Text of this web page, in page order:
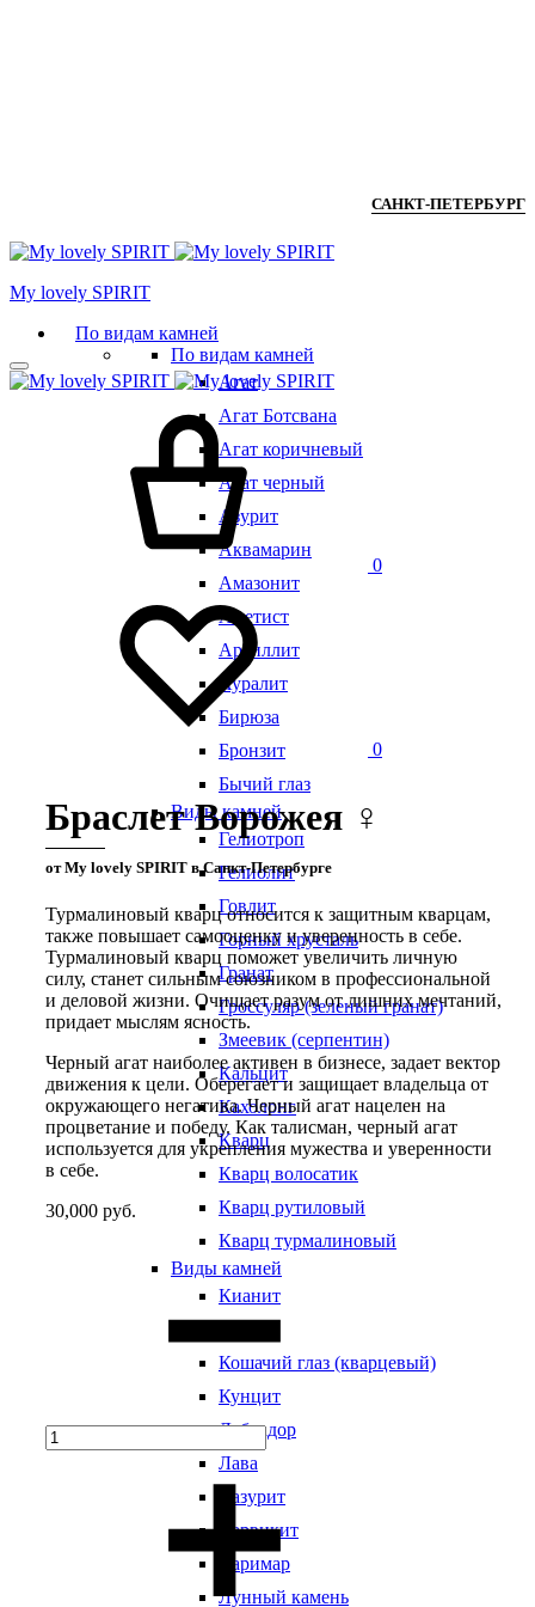
САНКТ-ПЕТЕРБУРГ
Мy lovely SPIRIT
По видам камней
По видам камней
Агат
Агат Ботсвана
Агат коричневый
Агат черный
Азурит
Аквамарин
Амазонит
Аметист
Аргиллит
Ауралит
Бирюза
Бронзит
Бычий глаз
Виды камней
Гелиотроп
Гелиолит
Говлит
Горный хрусталь
Гранат
Гроссуляр (зеленый гранат)
Змеевик (серпентин)
Кальцит
Кахолонг
Кварц
Кварц волосатик
Кварц рутиловый
Кварц турмалиновый
Виды камней
Кианит
Кошачий глаз (кварцевый)
Кунцит
Лабрадор
Лава
Лазурит
Ларвикит
Ларимар
Лунный камень
0
0
Браслет Ворожея ♀
от My lovely SPIRIT в Санкт-Петербурге
Турмалиновый кварц относится к защитным кварцам,
также повышает самооценку и уверенность в себе.
Турмалиновый кварц поможет увеличить личную
силу, станет сильным союзником в профессиональной
и деловой жизни. Очищает разум от лишних мечтаний,
придает мыслям ясность.
Черный агат наиболее активен в бизнесе, задает вектор
движения к цели. Оберегает и защищает владельца от
окружающего негатива. Черный агат нацелен на
процветание и победу. Как талисман, черный агат
используется для укрепления мужества и уверенности
в себе.
30,000 руб.